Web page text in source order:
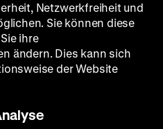
positioniert sich die junge
ersten beiden
biederen
sie ihr
Auge nutzt und sich
Netzwerkfreiheit und
Sie können diese
ihre
ändern. Dies kann sich
der Website